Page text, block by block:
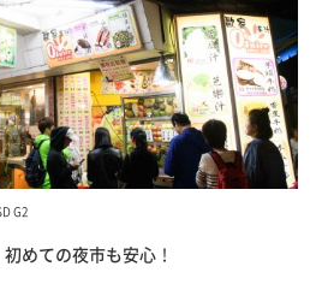
G2
初めての夜市も安心 ！